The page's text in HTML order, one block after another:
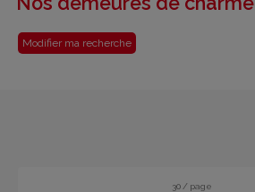
Modifier ma recherche
30 / page